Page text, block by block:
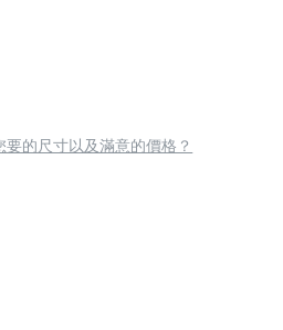
要的尺寸以及滿意的價格？